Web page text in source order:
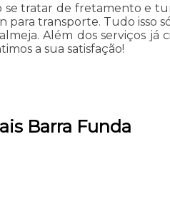
se tratar de fretamento e
transporte. Tudo isso
Além dos serviços já
a sua satisfação!
Barra Funda